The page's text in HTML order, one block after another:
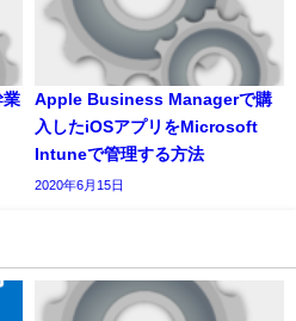
Apple Business Managerで購
入したiOSアプリをMicrosoft
Intuneで管理する方法
2020年6月15日